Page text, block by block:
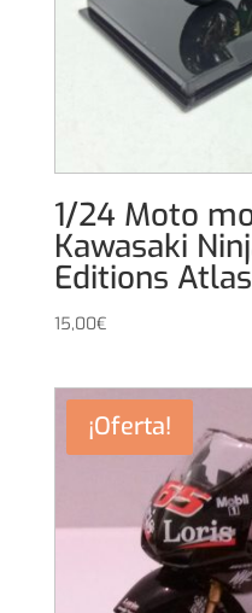
1/24 Moto
Kawasaki
Editions Atlas
15,00€
¡Oferta!